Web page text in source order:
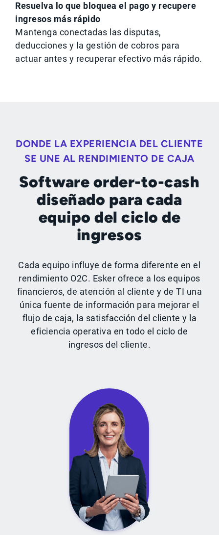
Resuelva lo que bloquea el pago y recupere
ingresos más rápido
Mantenga conectadas las disputas,
deducciones y la gestión de cobros para
actuar antes y recuperar efectivo más rápido.
DONDE LA EXPERIENCIA DEL CLIENTE
SE UNE AL RENDIMIENTO DE CAJA
Software order-to-cash
diseñado para cada
equipo del ciclo de
ingresos
Cada equipo influye de forma diferente en el
rendimiento O2C. Esker ofrece a los equipos
financieros, de atención al cliente y de TI una
única fuente de información para mejorar el
flujo de caja, la satisfacción del cliente y la
eficiencia operativa en todo el ciclo de
ingresos del cliente.